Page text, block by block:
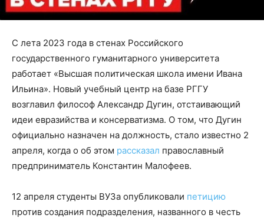
С лета 2023 года в стенах Российского
государственного гуманитарного университета
работает «Высшая политическая школа имени Ивана
Ильина». Новый учебный центр на базе РГГУ
возглавил философ Александр Дугин, отстаивающий
идеи евразийства и консерватизма. О том, что Дугин
официально назначен на должность, стало известно 2
апреля, когда о об этом рассказал православный
предприниматель Константин Малофеев.
12 апреля студенты ВУЗа опубликовали петицию
против создания подразделения, названного в честь